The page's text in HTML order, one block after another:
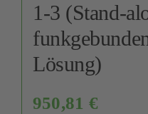
1-3 (Stand-
Lösung)
950,81 €